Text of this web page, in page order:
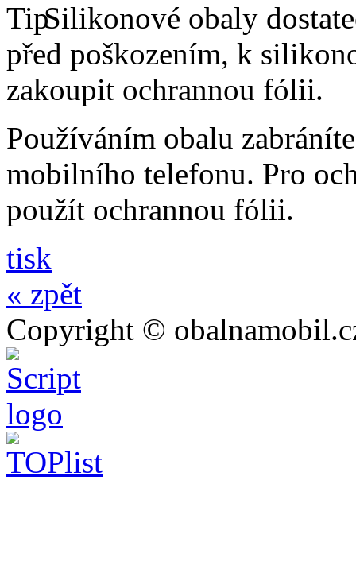
Silikonové obaly
před poškozením, k
zakoupit ochrannou fólii.
Používáním obalu
mobilního telefonu. Pro
použít ochrannou fólii.
tisk
« zpět
Copyright ©